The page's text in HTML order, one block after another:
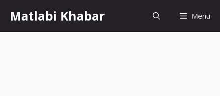
content
Matlabi Khabar Menu